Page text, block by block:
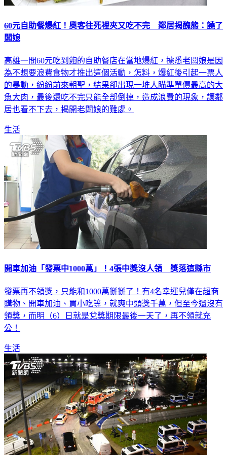
60元自助餐爆紅！奧客往死裡夾又吃不完 鄰居揭醜態：饒了
闆娘
高雄一間60元吃到飽的自助餐店在當地爆紅，據悉老闆娘是因
為不想要浪費食物才推出這個活動，怎料，爆紅後引起一票人
的暴動，紛紛前來朝聖，結果卻出現一堆人瞄準單價最高的大
魚大肉，最後還吃不完只能全部倒掉，造成浪費的現象，讓鄰
居也看不下去，揭開老闆娘的難處。
生活
開車加油「發票中1000萬」！4張中獎沒人領 獎落這縣市
發票再不領獎，只能和1000萬掰掰了！有4名幸運兒僅在超商
購物、開車加油、買小吃等，就爽中頭獎千萬，但至今還沒有
領獎，而明（6）日就是兌獎期限最後一天了，再不領就充
公！
生活